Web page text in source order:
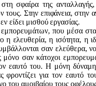
στη σφαίρα της
τους. Στην επιφάνεια, στην
ενείδει μισθού εργασίας.
που μέσα στα
η ελευθερία, η ισότητα, η
σαν ελεύθερα,
μόνο σαν κάτοχοι
εαυτό του. Η μόνη
για τον εαυτό
του αμοιβαίου τους